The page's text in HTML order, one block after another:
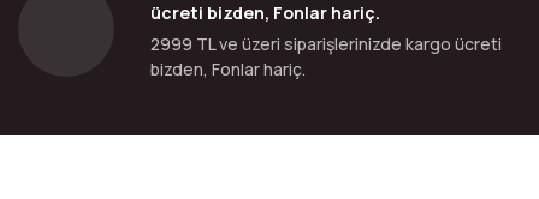
ücreti bizden, Fonlar hariç.
2999 TL ve üzeri siparişlerinizde kargo ücreti
bizden, Fonlar hariç.